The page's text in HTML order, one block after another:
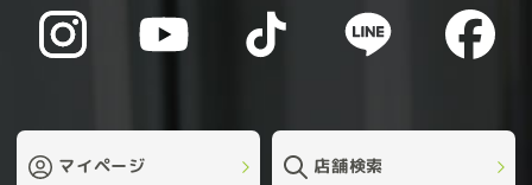
マイページ 店舗検索